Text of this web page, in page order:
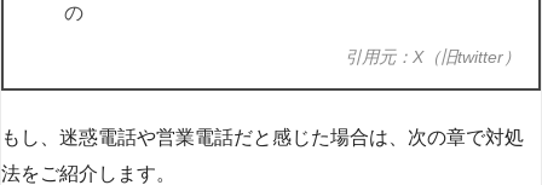
の
引用元：X（旧twitter）
もし、迷惑電話や営業電話だと感じた場合は、次の章で対処
法をご紹介します。